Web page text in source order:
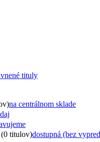
tituly
na centrálnom sklade
(0 titulov)dostupná (bez